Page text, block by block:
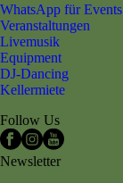
WhatsApp für Events
Veranstaltungen
Livemusik
Equipment
DJ-Dancing
Kellermiete
Follow Us
Newsletter